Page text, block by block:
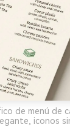
de menú de
iconos